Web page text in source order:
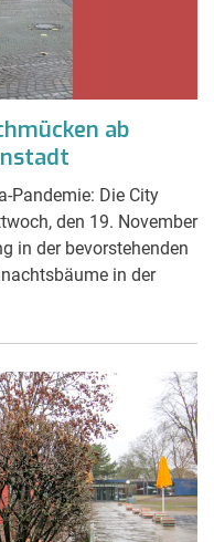
ab
Pandemie: Die City
den 19. November
in der bevorstehenden
in der